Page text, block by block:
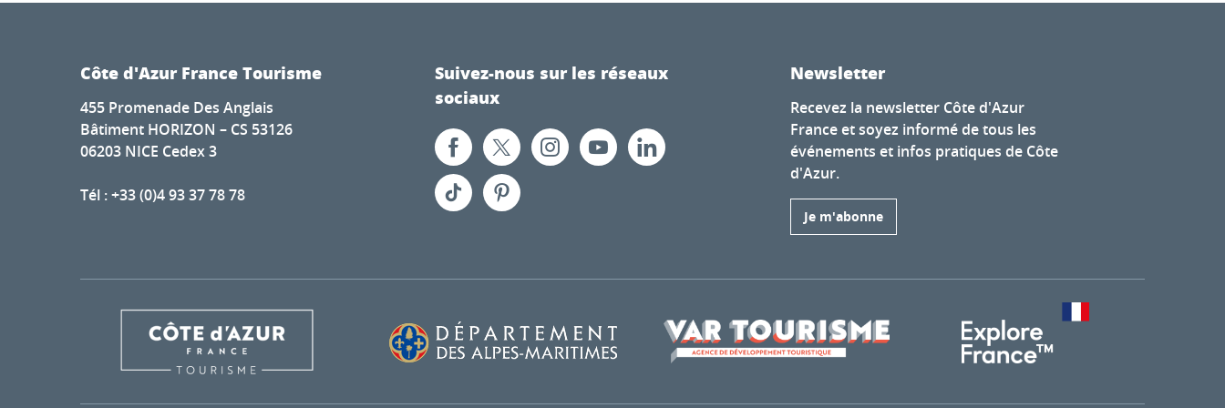
Côte d'Azur France Tourisme
455 Promenade Des Anglais
Bâtiment HORIZON – CS 53126
06203 NICE Cedex 3
Tél : +33 (0)4 93 37 78 78
Suivez-nous sur les réseaux
sociaux
Newsletter
Recevez la newsletter Côte d'Azur
France et soyez informé de tous les
événements et infos pratiques de Côte
d'Azur.
Je m'abonne